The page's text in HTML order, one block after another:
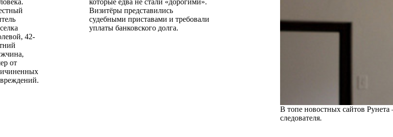
42-
от
которые едва не стали «дорогими».
Визитёры представились
судебными приставами и требовали
уплаты банковского долга.
В топе новостных сайтов Рунета
следователя.